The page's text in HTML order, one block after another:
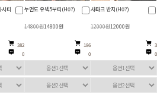
시티
382
0
누먼도 유넥5부티(H07)
14800원14800원
186
0
사타크 반지(H07)
12000원12000원
3
0